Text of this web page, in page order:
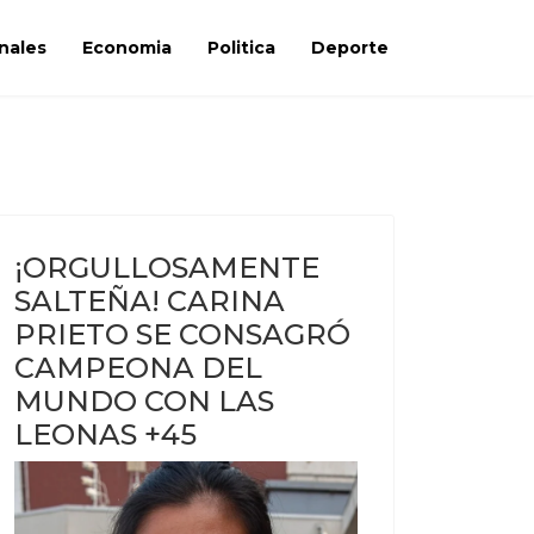
Economia Politica Deporte
¡ORGULLOSAMENTE
SALTEÑA! CARINA
PRIETO SE CONSAGRÓ
CAMPEONA DEL
MUNDO CON LAS
LEONAS +45